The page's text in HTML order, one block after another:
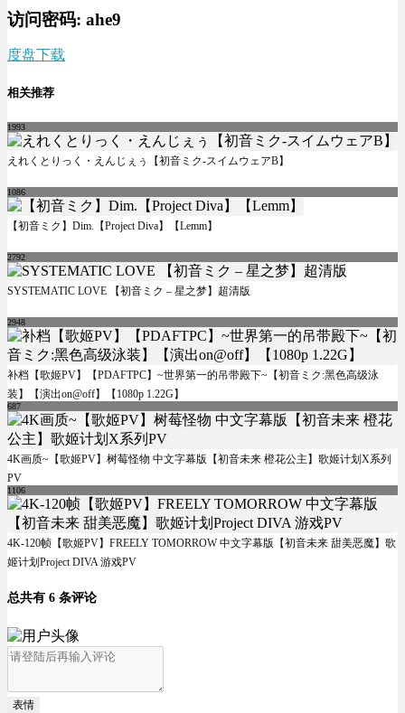
访问密码: ahe9
度盘下载
相关推荐
1993
えれくとりっく・えんじぇぅ【初音ミク-スイムウェアB】
1086
【初音ミク】Dim.【Project Diva】【Lemm】
2792
SYSTEMATIC LOVE 【初音ミク – 星之梦】超清版
2948
补档【歌姬PV】【PDAFTPC】~世界第一的吊带殿下~【初音ミク:黑色高级泳
装】【演出on@off】【1080p 1.22G】
687
4K画质~【歌姬PV】树莓怪物 中文字幕版【初音未来 橙花公主】歌姬计划X系列
PV
1106
4K-120帧【歌姬PV】FREELY TOMORROW 中文字幕版【初音未来 甜美恶魔】歌
姬计划Project DIVA 游戏PV
总共有 6 条评论
表情